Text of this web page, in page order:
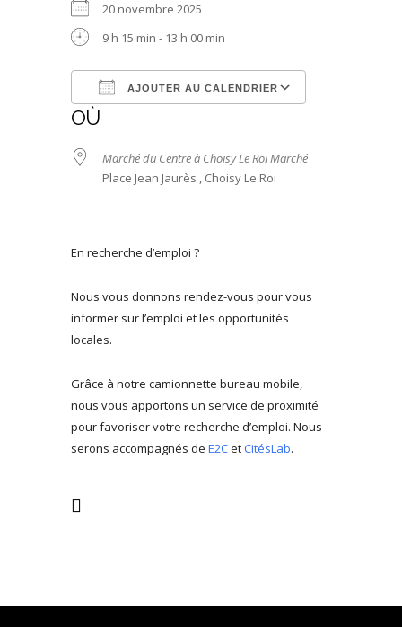
20 novembre 2025
9 h 15 min - 13 h 00 min
AJOUTER AU CALENDRIER
Télécharger ICSCalendrier Google
iCalendarOffice 365Outlook Live
OÙ
Marché du Centre à Choisy Le Roi Marché
Place Jean Jaurès , Choisy Le Roi
En recherche d’emploi ?
Nous vous donnons rendez-vous pour vous
informer sur l’emploi et les opportunités
locales.
Grâce à notre camionnette bureau mobile,
nous vous apportons un service de proximité
pour favoriser votre recherche d’emploi. Nous
serons accompagnés de E2CetCitésLab.